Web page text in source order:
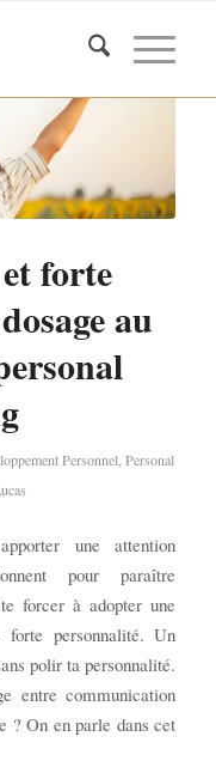
forte
au
Personnel Personal
une attention
pour paraître
forcer à adopter une
personnalité. Un
polir ta personnalité.
entre communication
? On en parle dans cet